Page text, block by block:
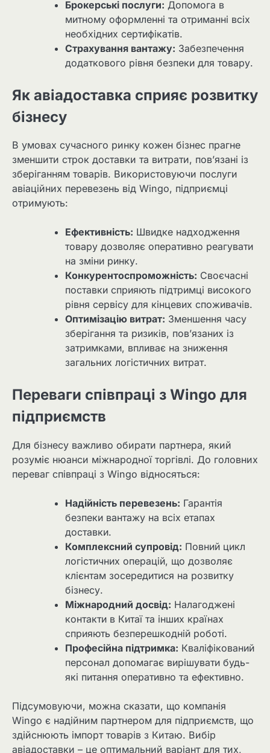
Брокерські послуги: Допомога в
митному оформленні та отриманні всіх
необхідних сертифікатів.
Страхування вантажу: Забезпечення
додаткового рівня безпеки для товару.
Як авіадоставка сприяє розвитку
бізнесу
В умовах сучасного ринку кожен бізнес прагне
зменшити строк доставки та витрати, пов’язані із
зберіганням товарів. Використовуючи послуги
авіаційних перевезень від Wingo, підприємці
отримують:
Ефективність: Швидке надходження
товару дозволяє оперативно реагувати
на зміни ринку.
Конкурентоспроможність: Своєчасні
поставки сприяють підтримці високого
рівня сервісу для кінцевих споживачів.
Оптимізацію витрат: Зменшення часу
зберігання та ризиків, пов’язаних із
затримками, впливає на зниження
загальних логістичних витрат.
Переваги співпраці з Wingo для
підприємств
Для бізнесу важливо обирати партнера, який
розуміє нюанси міжнародної торгівлі. До головних
переваг співпраці з Wingo відносяться:
Надійність перевезень: Гарантія
безпеки вантажу на всіх етапах
доставки.
Комплексний супровід: Повний цикл
логістичних операцій, що дозволяє
клієнтам зосередитися на розвитку
бізнесу.
Міжнародний досвід: Налагоджені
контакти в Китаї та інших країнах
сприяють безперешкодній роботі.
Професійна підтримка: Кваліфікований
персонал допомагає вирішувати будь-
які питання оперативно та ефективно.
Підсумовуючи, можна сказати, що компанія
Wingo є надійним партнером для підприємств, що
здійснюють імпорт товарів з Китаю. Вибір
авіадоставки – це оптимальний варіант для тих,